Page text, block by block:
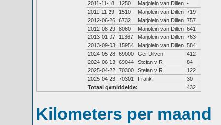
2011-11-18
1250 Marjolein van Dillen -
2011-11-29
1510 Marjolein van Dillen 719
2012-06-26 6732 Marjolein van Dillen 757
2012-08-29 8080 Marjolein van Dillen 641
2013-01-07
11367 Marjolein van Dillen 763
2013-09-03
15954 Marjolein van Dillen 584
2024-05-28 69000 Ger Dilven
412
2024-06-13 69044 Stefan v R
84
2025-04-22 70300 Stefan v R
122
2025-04-23 70301 Frank
30
Totaal gemiddelde:
432
Kilometers per maand